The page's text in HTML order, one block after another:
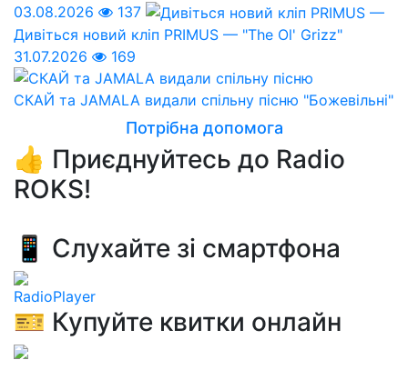
03.08.2026
137
Дивіться новий кліп PRIMUS — "The Ol' Grizz"
31.07.2026
169
СКАЙ та JAMALA видали спільну пісню "Божевільні"
Потрібна допомога
👍 Приєднуйтесь до Radio
ROKS!
📱 Слухайте зі смартфона
RadioPlayer
🎫 Купуйте квитки онлайн